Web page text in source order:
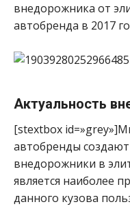
внедорожника от
автобренда в 2017
Актуальность
[stextbox
автобренды
внедорожники в
является наиболее
данного кузова